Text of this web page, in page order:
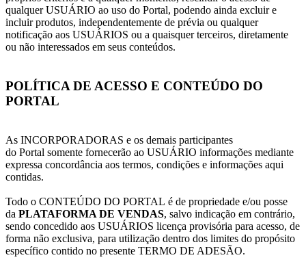
qualquer USUÁRIO ao uso do Portal, podendo ainda excluir e
incluir produtos, independentemente de prévia ou qualquer
notificação aos USUÁRIOS ou a quaisquer terceiros, diretamente
ou não interessados em seus conteúdos.
POLÍTICA DE ACESSO E CONTEÚDO DO
PORTAL
As INCORPORADORAS e os demais participantes
do Portal somente fornecerão ao USUÁRIO informações mediante
expressa concordância aos termos, condições e informações aqui
contidas.
Todo o CONTEÚDO DO PORTAL é de propriedade e/ou posse
da PLATAFORMA DE VENDAS, salvo indicação em contrário,
sendo concedido aos USUÁRIOS licença provisória para acesso, de
forma não exclusiva, para utilização dentro dos limites do propósito
específico contido no presente TERMO DE ADESÃO.